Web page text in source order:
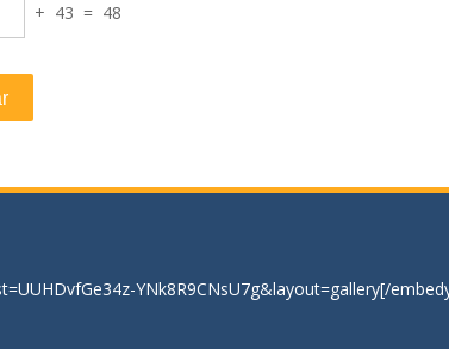
+ 43 = 48
YNk8R9CNsU7g&layout=gallery[/